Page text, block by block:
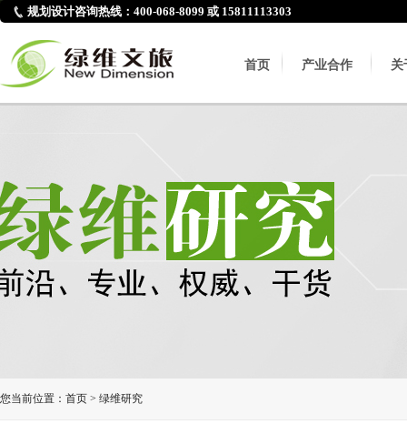
规划设计咨询热线：400-068-8099 或 15811113303
首页 产业合作 关
您当前位置： 首页 > 绿维研究